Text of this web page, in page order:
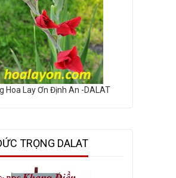
Hoa Lay Ơn Định An -DALAT
TRỌNG DALAT